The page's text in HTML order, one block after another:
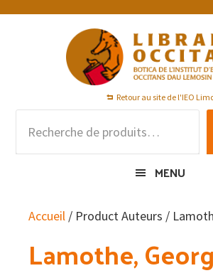
Passer
Passer
Passer
Retour au site de l'IEO
pour :
MENU
Accueil / Product Auteurs /
Lamothe,